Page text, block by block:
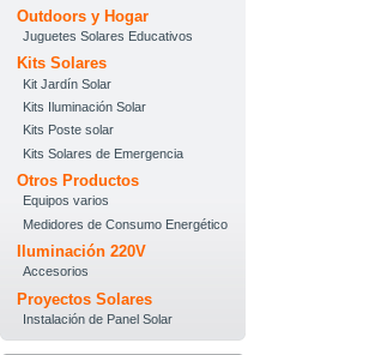
Outdoors y Hogar
Juguetes Solares Educativos
Kits Solares
Kit Jardín Solar
Kits Iluminación Solar
Kits Poste solar
Kits Solares de Emergencia
Otros Productos
Equipos varios
Medidores de Consumo Energético
Iluminación 220V
Accesorios
Proyectos Solares
Instalación de Panel Solar